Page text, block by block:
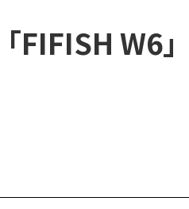
FIFISH W6